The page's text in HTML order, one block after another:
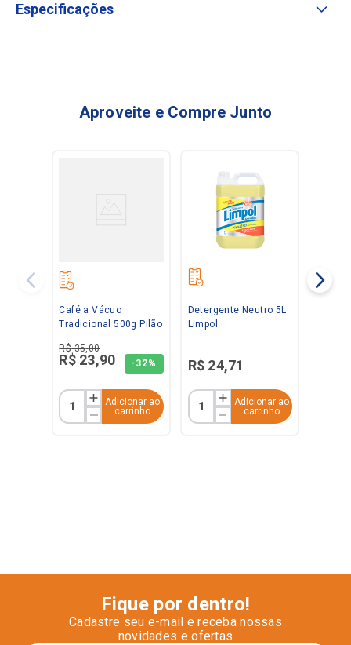
Especificações
Aproveite e Compre Junto
Café a Vácuo
Tradicional 500g Pilão
R$ 35,00
R$ 23,90 - 32%
Adicionar ao
carrinho
Detergente Neutro 5L
Limpol
R$ 24,71
Adicionar ao
carrinho
Fique por dentro!
Cadastre seu e-mail e receba nossas
novidades e ofertas